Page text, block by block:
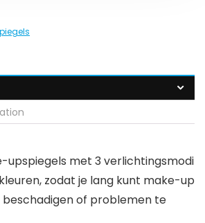
upspiegels met 3 verlichtingsmodi
zodat je lang kunt make-up
beschadigen of problemen te